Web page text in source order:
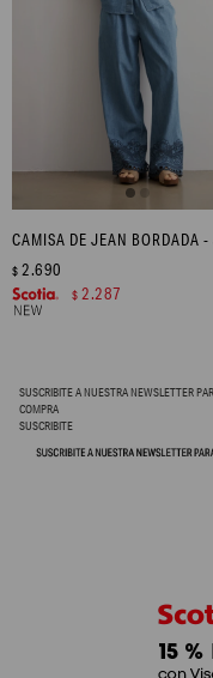
$ 2.690
$ 2.287
SUSCRIBITE A NUESTRA NEWSLETTER
COMPRA
SUSCRIBITE